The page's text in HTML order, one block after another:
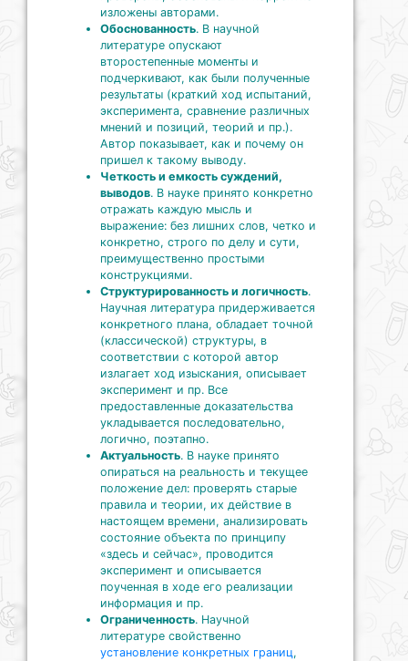
изложены авторами.
Обоснованность. В научной
литературе опускают
второстепенные моменты и
подчеркивают, как были полученные
результаты (краткий ход испытаний,
эксперимента, сравнение различных
мнений и позиций, теорий и пр.).
Автор показывает, как и почему он
пришел к такому выводу.
Четкость и емкость суждений,
выводов. В науке принято конкретно
отражать каждую мысль и
выражение: без лишних слов, четко и
конкретно, строго по делу и сути,
преимущественно простыми
конструкциями.
Структурированность и логичность.
Научная литература придерживается
конкретного плана, обладает точной
(классической) структуры, в
соответствии с которой автор
излагает ход изыскания, описывает
эксперимент и пр. Все
предоставленные доказательства
укладывается последовательно,
логично, поэтапно.
Актуальность. В науке принято
опираться на реальность и текущее
положение дел: проверять старые
правила и теории, их действие в
настоящем времени, анализировать
состояние объекта по принципу
«здесь и сейчас», проводится
эксперимент и описывается
поученная в ходе его реализации
информация и пр.
Ограниченность. Научной
литературе свойственно
установление конкретных границ,